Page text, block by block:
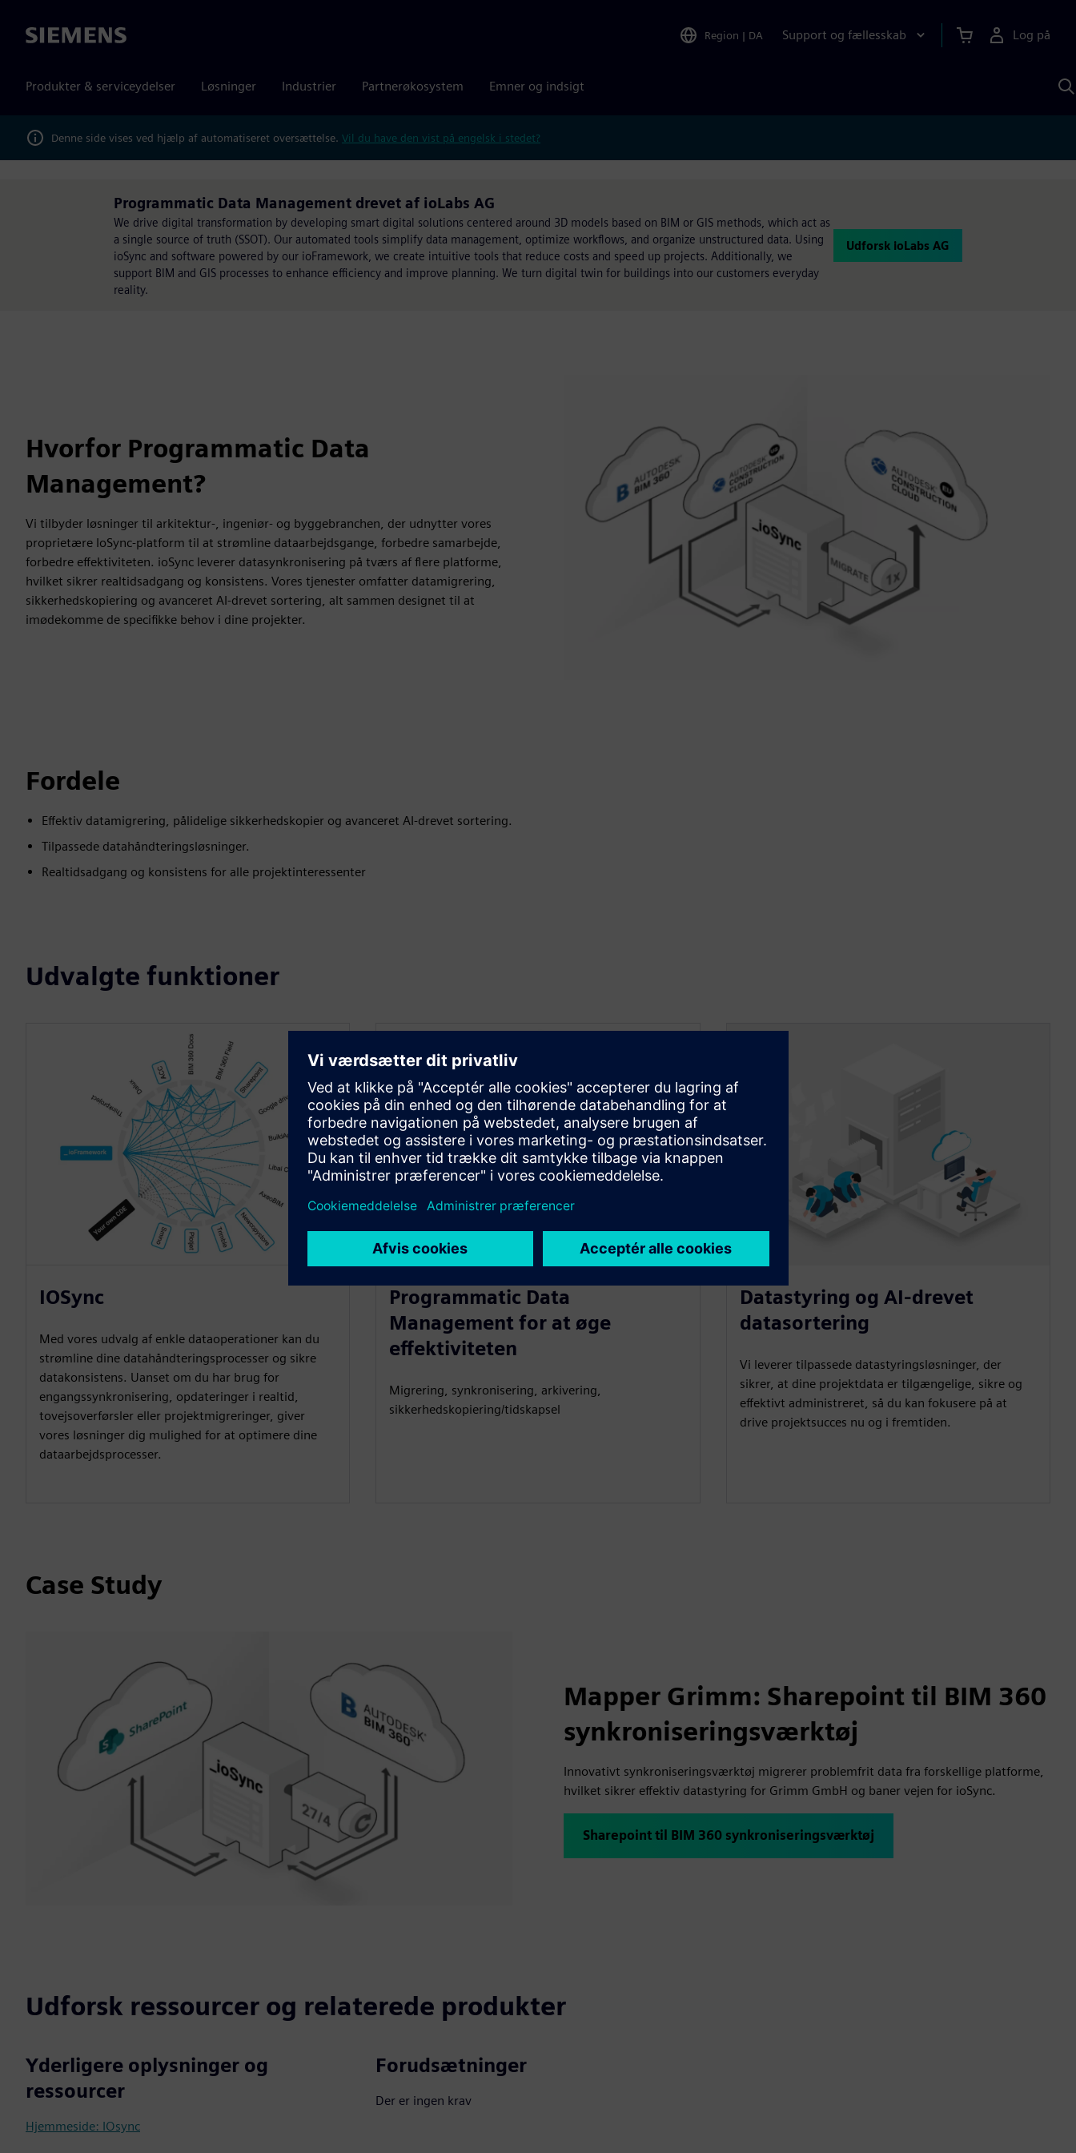
Siemens Region | DA Support og fællesskab Log på
Produkter & serviceydelser Løsninger Industrier Partnerøkosystem Emner og indsigt
Denne side vises ved hjælp af automatiseret oversættelse. Vil du have den vist på engelsk i stedet?
Programmatic Data Management drevet af ioLabs AG
We drive digital transformation by developing smart digital solutions centered around 3D models based on BIM or GIS methods, which act as
a single source of truth (SSOT). Our automated tools simplify data management, optimize workflows, and organize unstructured data. Using
ioSync and software powered by our ioFramework, we create intuitive tools that reduce costs and speed up projects. Additionally, we
support BIM and GIS processes to enhance efficiency and improve planning. We turn digital twin for buildings into our customers everyday
reality.
Udforsk ioLabs AG
Hvorfor Programmatic Data
Management?
Vi tilbyder løsninger til arkitektur-, ingeniør- og byggebranchen, der udnytter vores
proprietære IoSync-platform til at strømline dataarbejdsgange, forbedre samarbejde,
forbedre effektiviteten. ioSync leverer datasynkronisering på tværs af flere platforme,
hvilket sikrer realtidsadgang og konsistens. Vores tjenester omfatter datamigrering,
sikkerhedskopiering og avanceret AI-drevet sortering, alt sammen designet til at
imødekomme de specifikke behov i dine projekter.
Fordele
Effektiv datamigrering, pålidelige sikkerhedskopier og avanceret AI-drevet sortering.
Tilpassede datahåndteringsløsninger.
Realtidsadgang og konsistens for alle projektinteressenter
Udvalgte funktioner
IOSync
Med vores udvalg af enkle dataoperationer kan du
strømline dine datahåndteringsprocesser og sikre
datakonsistens. Uanset om du har brug for
engangssynkronisering, opdateringer i realtid,
tovejsoverførsler eller projektmigreringer, giver
vores løsninger dig mulighed for at optimere dine
dataarbejdsprocesser.
Programmatic Data
Management for at øge
effektiviteten
Migrering, synkronisering, arkivering,
sikkerhedskopiering/tidskapsel
Datastyring og AI-drevet
datasortering
Vi leverer tilpassede datastyringsløsninger, der
sikrer, at dine projektdata er tilgængelige, sikre og
effektivt administreret, så du kan fokusere på at
drive projektsucces nu og i fremtiden.
Case Study
Mapper Grimm: Sharepoint til BIM 360
synkroniseringsværktøj
Innovativt synkroniseringsværktøj migrerer problemfrit data fra forskellige platforme,
hvilket sikrer effektiv datastyring for Grimm GmbH og baner vejen for ioSync.
Sharepoint til BIM 360 synkroniseringsværktøj
Udforsk ressourcer og relaterede produkter
Yderligere oplysninger og
ressourcer
Hjemmeside: IOsync
Forudsætninger
Der er ingen krav